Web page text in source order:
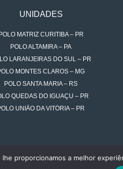
UNIDADES
MATRIZ CURITIBA – PR
POLO ALTAMIRA – PA
LARANJEIRAS DO SUL – PR
MONTES CLAROS – MG
POLO SANTA MARIA – RS
QUEDAS DO IGUAÇU – PR
UNIÃO DA VITÓRIA – PR
proporcionamos a melhor